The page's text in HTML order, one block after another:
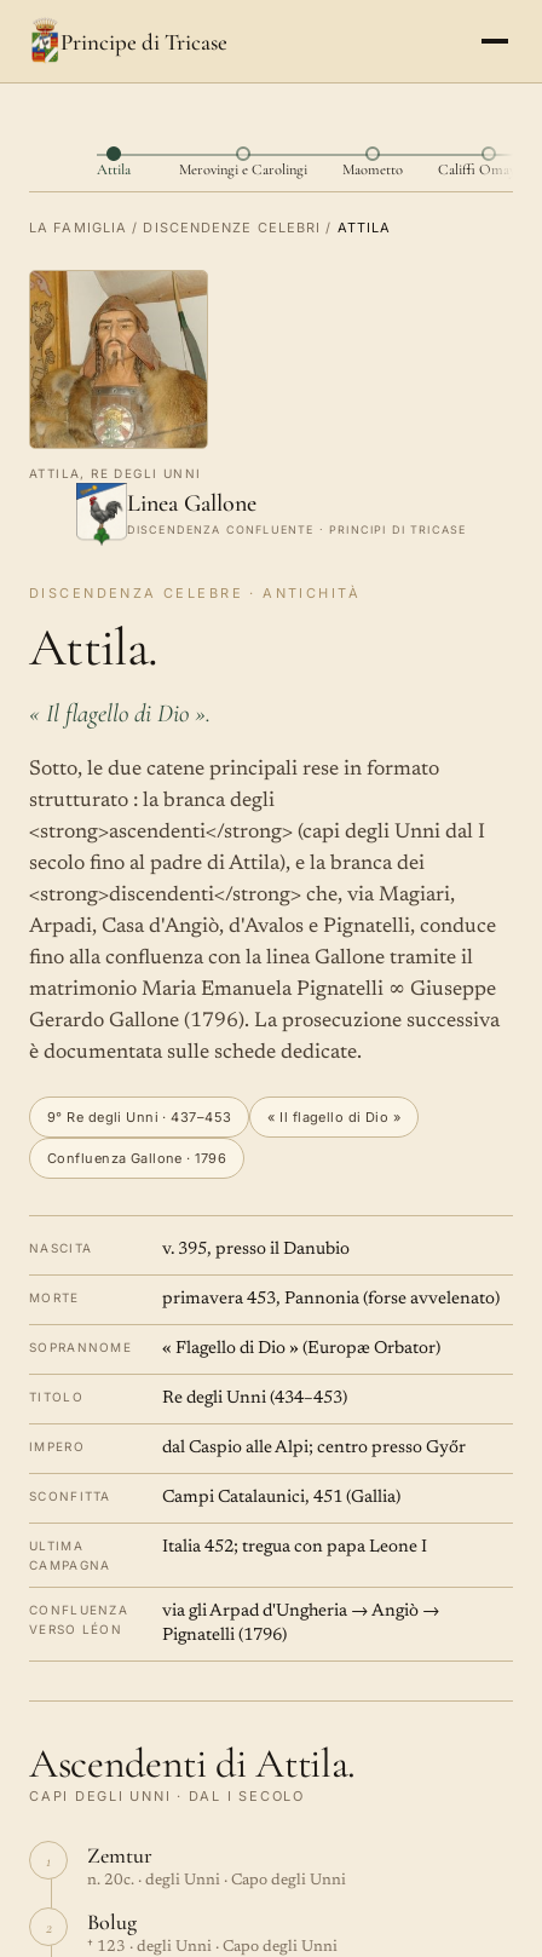
Principe di Tricase
Attila Merovingi e Carolingi Maometto Califfi Omayyadi
LA FAMIGLIA / DISCENDENZE CELEBRI / ATTILA
ATTILA, RE DEGLI UNNI
Linea Gallone
DISCENDENZA CONFLUENTE · PRINCIPI DI TRICASE
DISCENDENZA CELEBRE · ANTICHITÀ
Attila.
« Il flagello di Dio ».
Sotto, le due catene principali rese in formato
strutturato : la branca degli
<strong>ascendenti</strong> (capi degli Unni dal I
secolo fino al padre di Attila), e la branca dei
<strong>discendenti</strong> che, via Magiari,
Arpadi, Casa d'Angiò, d'Avalos e Pignatelli, conduce
fino alla confluenza con la linea Gallone tramite il
matrimonio Maria Emanuela Pignatelli ∞ Giuseppe
Gerardo Gallone (1796). La prosecuzione successiva
è documentata sulle schede dedicate.
9° Re degli Unni · 437–453 « Il flagello di Dio »
Confluenza Gallone · 1796
NASCITA v. 395, presso il Danubio
MORTE primavera 453, Pannonia (forse avvelenato)
SOPRANNOME « Flagello di Dio » (Europæ Orbator)
TITOLO Re degli Unni (434–453)
IMPERO dal Caspio alle Alpi; centro presso Győr
SCONFITTA Campi Catalaunici, 451 (Gallia)
ULTIMA
CAMPAGNA
Italia 452; tregua con papa Leone I
CONFLUENZA
VERSO LÉON
via gli Arpad d'Ungheria → Angiò →
Pignatelli (1796)
Ascendenti di Attila.
CAPI DEGLI UNNI · DAL I SECOLO
1 Zemtur
n. 20c. · degli Unni · Capo degli Unni
2 Bolug
† 123 · degli Unni · Capo degli Unni